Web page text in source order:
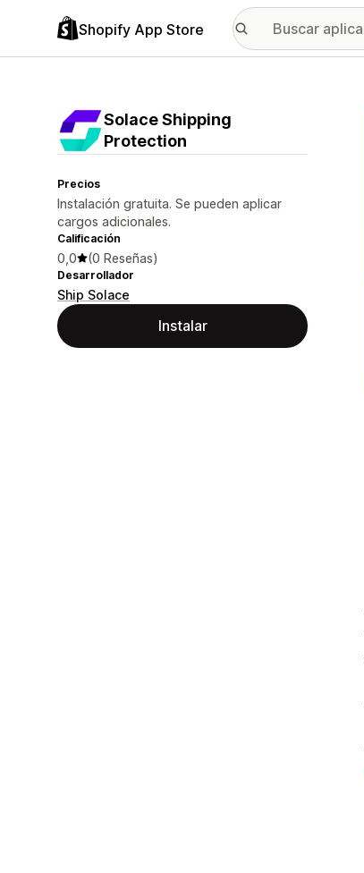
Shopify App Store
Solace Shipping
Protection
Precios
Instalación gratuita. Se pueden aplicar
cargos adicionales.
Calificación
0,0 (0 Reseñas)
Desarrollador
Ship Solace
Instalar